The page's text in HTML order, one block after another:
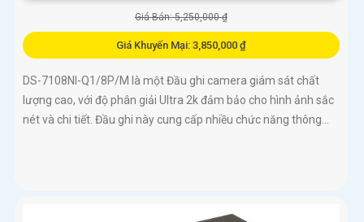
Giá Bán: 5,250,000 ₫
Giá Khuyến Mại: 3,850,000 ₫
DS-7108NI-Q1/8P/M là một Đầu ghi camera giám sát chất
lượng cao, với độ phân giải Ultra 2k đảm bảo cho hình ảnh sắc
nét và chi tiết. Đầu ghi này cung cấp nhiều chức năng thông...